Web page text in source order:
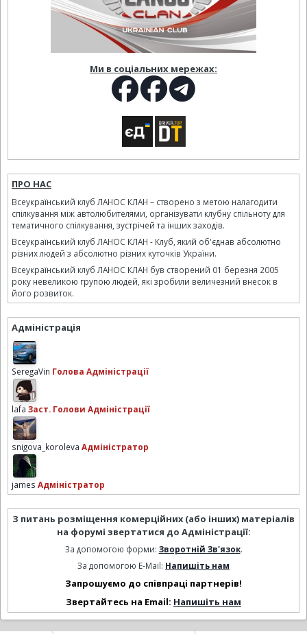
Ми в соціальних мережах:
ПРО НАС
Всеукраїнський клуб ЛАНОС КЛАН – створено з метою налагодити
спілкування між автолюбителями, організувати клубну спільноту для
тематичного спілкування, зустрічей та інших заходів.
Всеукраїнський клуб ЛАНОС КЛАН - Клуб, який об'єднав абсолютно
різних людей з абсолютно різних куточків України.
Всеукраїнський клуб ЛАНОС КЛАН був створений 01 березня 2005
року невеликою групою людей, які зробили величезний внесок в
його розвиток.
Адміністрація
SeregaVin Голова Адміністрації
lafa Заст. Голови Адміністрації
snigova_koroleva Адміністратор
james Адміністратор
З питань розміщення комерційних (або інших) матеріалів
на форумі звертатися до Адміністрації:
За допомогою форми: Зворотній Зв'язок.
За допомогою E-Mail: Напишіть нам
Запрошуємо до співпраці партнерів!
Звертайтесь на Email: Напишіть нам